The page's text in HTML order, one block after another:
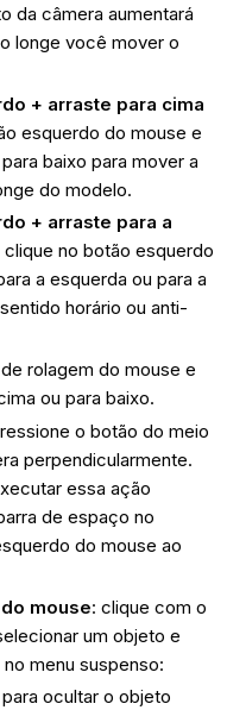
da câmera aumentará
longe você mover o
+ arraste para cima
esquerdo do mouse e
baixo para mover a
do modelo.
+ arraste para a
clique no botão esquerdo
a esquerda ou para a
horário ou anti-
rolagem do mouse e
ou para baixo.
o botão do meio
perpendicularmente.
essa ação
de espaço no
do mouse ao
mouse: clique com o
um objeto e
menu suspenso:
para ocultar o objeto